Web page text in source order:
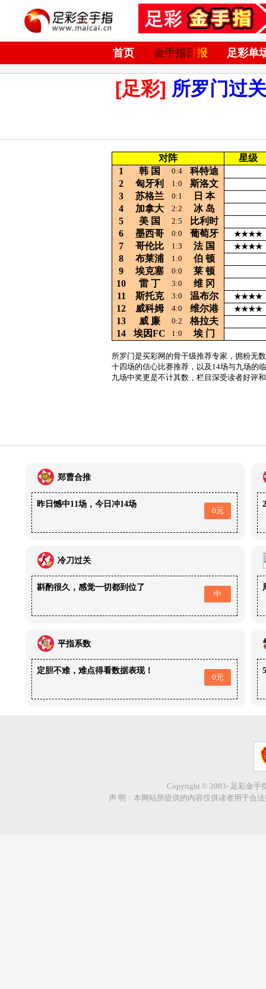
首页 金手指日报 足彩单
[足彩] 所罗门过关
对阵
星级
1
韩 国 0:4
科特迪
2
匈牙利 1:0
斯洛文
3
苏格兰 0:1 日 本
4
加拿大 2:2 冰 岛
5
美 国 2:5
比利时
6
墨西哥 0:0 葡萄牙 ★★★★
7 哥伦比 1:3 法 国 ★★★★
8 布莱浦 1:0 伯 顿
9
埃克塞 0:0 莱 顿
10
雷 丁 3:0 维 冈
11
斯托克 3:0 温布尔 ★★★★
12 威科姆 4:0 维尔港 ★★★★
13 威 廉 0:2
格拉夫
14
埃因FC 1:0 埃 门
所罗门是买彩网的骨干级推荐专家，拥粉无
十四场的信心比赛推荐，以及14场与九场的
九场中奖更是不计其数，栏目深受读者好评
郑曹合推
昨日憾中11场，今日冲14场
0元
冷刀过关
斟酌很久，感觉一切都到位了
中
平指系数
定胆不难，难点得看数据表现！
0元
Copyright © 2003- 足彩金手
声 明：本网站所提供的内容仅供读者用于合